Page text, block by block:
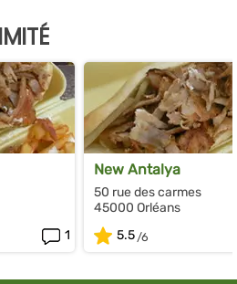
1
New Antalya
50 rue des carmes
45000 Orléans
5.5